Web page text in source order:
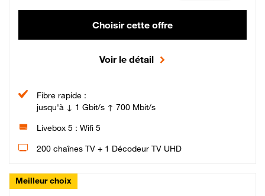
Choisir cette offre
Voir le détail
Fibre rapide :
jusqu'à ↓ 1 Gbit/s ↑ 700 Mbit/s
Livebox 5 : Wifi 5
200 chaînes TV + 1 Décodeur TV UHD
Meilleur choix